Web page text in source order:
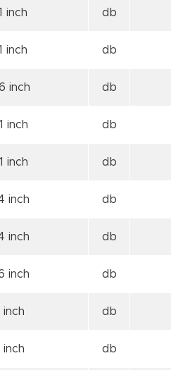
inch db
inch db
inch db
inch db
inch db
inch db
inch db
inch db
inch db
inch db